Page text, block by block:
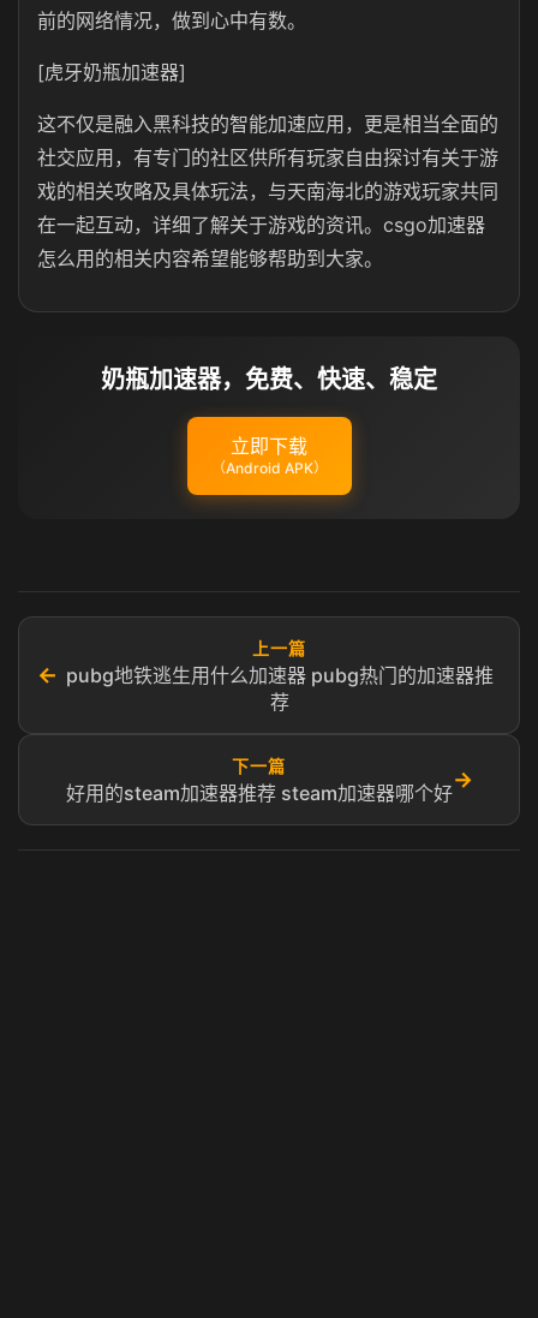
前的网络情况，做到心中有数。
[虎牙奶瓶加速器]
这不仅是融入黑科技的智能加速应用，更是相当全面的
社交应用，有专门的社区供所有玩家自由探讨有关于游
戏的相关攻略及具体玩法，与天南海北的游戏玩家共同
在一起互动，详细了解关于游戏的资讯。csgo加速器
怎么用的相关内容希望能够帮助到大家。
奶瓶加速器，免费、快速、稳定
立即下载
（Android APK）
←
上一篇
pubg地铁逃生用什么加速器 pubg热门的加速器推
荐
下一篇
好用的steam加速器推荐 steam加速器哪个好
→